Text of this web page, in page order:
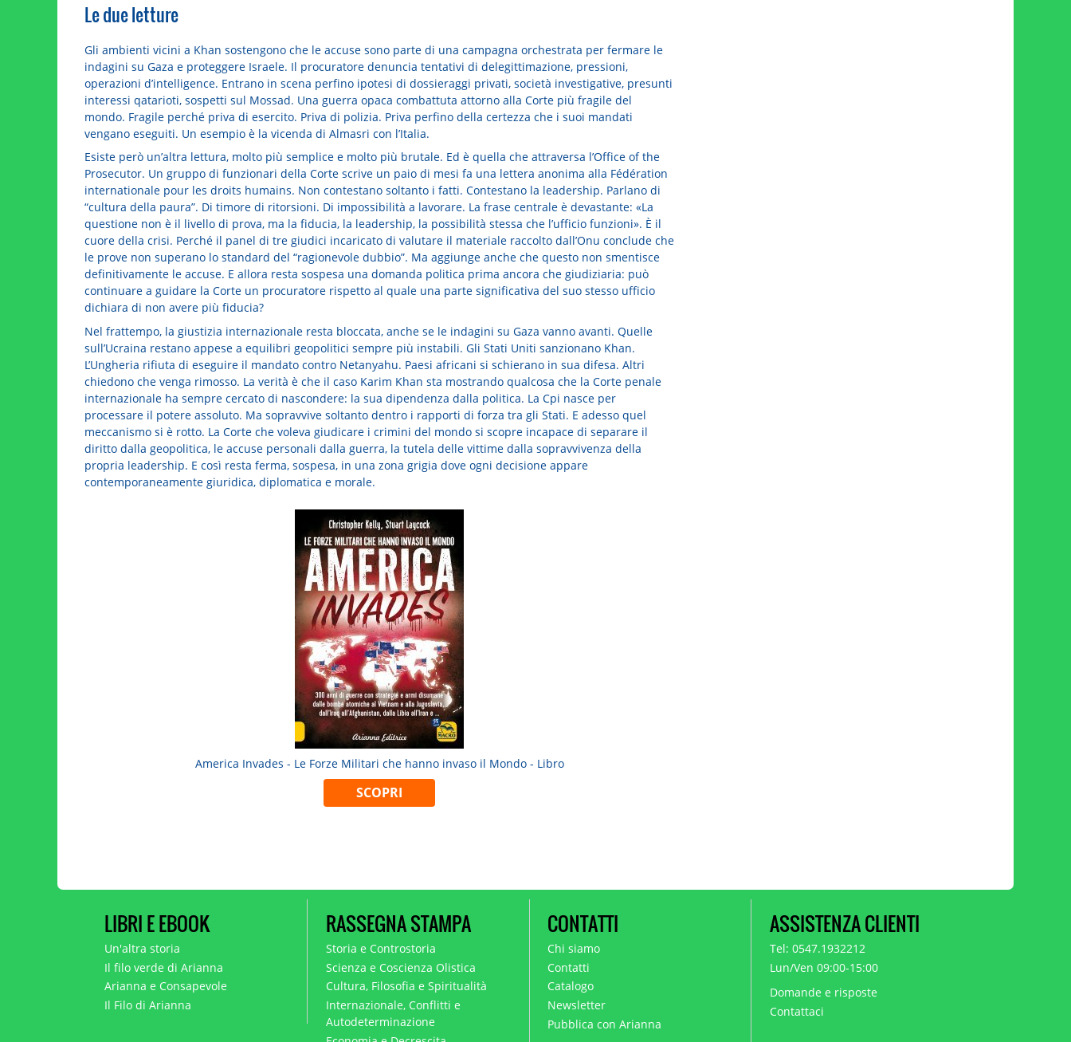
Le due letture
Gli ambienti vicini a Khan sostengono che le accuse sono parte di una campagna orchestrata per fermare le
indagini su Gaza e proteggere Israele. Il procuratore denuncia tentativi di delegittimazione, pressioni,
operazioni d’intelligence. Entrano in scena perfino ipotesi di dossieraggi privati, società investigative, presunti
interessi qatarioti, sospetti sul Mossad. Una guerra opaca combattuta attorno alla Corte più fragile del
mondo. Fragile perché priva di esercito. Priva di polizia. Priva perfino della certezza che i suoi mandati
vengano eseguiti. Un esempio è la vicenda di Almasri con l’Italia.
Esiste però un’altra lettura, molto più semplice e molto più brutale. Ed è quella che attraversa l’Office of the
Prosecutor. Un gruppo di funzionari della Corte scrive un paio di mesi fa una lettera anonima alla Fédération
internationale pour les droits humains. Non contestano soltanto i fatti. Contestano la leadership. Parlano di
“cultura della paura”. Di timore di ritorsioni. Di impossibilità a lavorare. La frase centrale è devastante: «La
questione non è il livello di prova, ma la fiducia, la leadership, la possibilità stessa che l’ufficio funzioni». È il
cuore della crisi. Perché il panel di tre giudici incaricato di valutare il materiale raccolto dall’Onu conclude che
le prove non superano lo standard del “ragionevole dubbio”. Ma aggiunge anche che questo non smentisce
definitivamente le accuse. E allora resta sospesa una domanda politica prima ancora che giudiziaria: può
continuare a guidare la Corte un procuratore rispetto al quale una parte significativa del suo stesso ufficio
dichiara di non avere più fiducia?
Nel frattempo, la giustizia internazionale resta bloccata, anche se le indagini su Gaza vanno avanti. Quelle
sull’Ucraina restano appese a equilibri geopolitici sempre più instabili. Gli Stati Uniti sanzionano Khan.
L’Ungheria rifiuta di eseguire il mandato contro Netanyahu. Paesi africani si schierano in sua difesa. Altri
chiedono che venga rimosso. La verità è che il caso Karim Khan sta mostrando qualcosa che la Corte penale
internazionale ha sempre cercato di nascondere: la sua dipendenza dalla politica. La Cpi nasce per
processare il potere assoluto. Ma sopravvive soltanto dentro i rapporti di forza tra gli Stati. E adesso quel
meccanismo si è rotto. La Corte che voleva giudicare i crimini del mondo si scopre incapace di separare il
diritto dalla geopolitica, le accuse personali dalla guerra, la tutela delle vittime dalla sopravvivenza della
propria leadership. E così resta ferma, sospesa, in una zona grigia dove ogni decisione appare
contemporaneamente giuridica, diplomatica e morale.
America Invades - Le Forze Militari che hanno invaso il Mondo - Libro
SCOPRI
LIBRI E EBOOK
Un'altra storia
Il filo verde di Arianna
Arianna e Consapevole
Il Filo di Arianna
RASSEGNA STAMPA
Storia e Controstoria
Scienza e Coscienza Olistica
Cultura, Filosofia e Spiritualità
Internazionale, Conflitti e
Autodeterminazione
CONTATTI
Chi siamo
Contatti
Catalogo
Newsletter
Pubblica con Arianna
ASSISTENZA CLIENTI
Tel: 0547.1932212
Lun/Ven 09:00-15:00
Domande e risposte
Contattaci